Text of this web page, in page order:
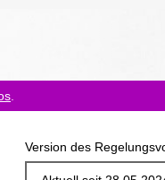
Version des